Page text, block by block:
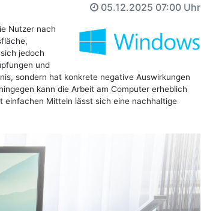
05.12.2025 07:00 Uhr
Nutzer nach
jedoch
und
sondern hat konkrete negative Auswirkungen
kann die Arbeit am Computer erheblich
einfachen Mitteln lässt sich eine nachhaltige